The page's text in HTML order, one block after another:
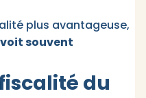
plus avantageuse,
souvent
du